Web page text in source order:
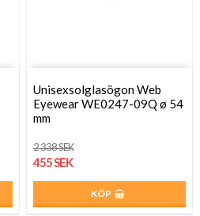
Unisexsolglasögon Web
Eyewear WE0247-09Q ø 54
mm
2 338 SEK
455 SEK
KÖP